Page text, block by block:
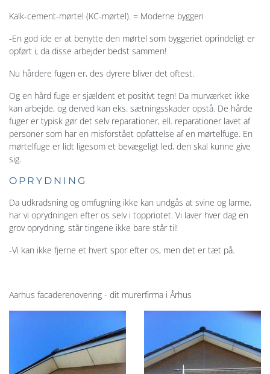
Kalk-cement-mørtel (KC-mørtel). = Moderne byggeri
-En god ide er at benytte den mørtel som byggeriet oprindeligt er
opført i, da disse arbejder bedst sammen!
Nu hårdere fugen er, des dyrere bliver det oftest.
Og en hård fuge er sjældent et positivt tegn! Da murværket ikke
kan arbejde, og derved kan eks. sætningsskader opstå. De hårde
fuger er typisk gør det selv reparationer, ell. reparationer lavet af
personer som har en misforstået opfattelse af en mørtelfuge. En
mørtelfuge er lidt ligesom et bevægeligt led, den skal kunne give
sig.
OPRYDNING
Da udkradsning og omfugning ikke kan undgås at svine og larme,
har vi oprydningen efter os selv i toppriotet. Vi laver hver dag en
grov oprydning, står tingene ikke bare står til!
-Vi kan ikke fjerne et hvert spor efter os, men det er tæt på.
Aarhus facaderenovering - dit murerfirma i Århus